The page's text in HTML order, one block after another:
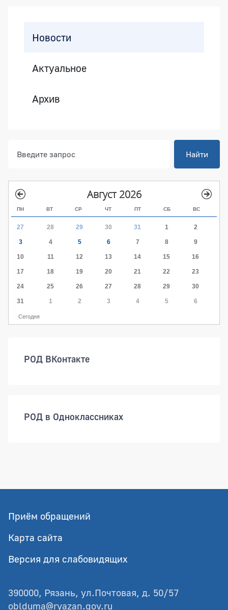
Новости
Актуальное
Архив
Найти
Август 2026
ПН ВТ СР ЧТ ПТ СБ ВС
27 28 29 30 31 1 2
3 4 5 6 7 8 9
10 11 12 13 14 15 16
17 18 19 20 21 22 23
24 25 26 27 28 29 30
31 1 2 3 4 5 6
Сегодня
РОД ВКонтакте
РОД в Одноклассниках
Приём обращений
Карта сайта
Версия для слабовидящих
390000, Рязань, ул.Почтовая, д. 50/57
oblduma@ryazan.gov.ru